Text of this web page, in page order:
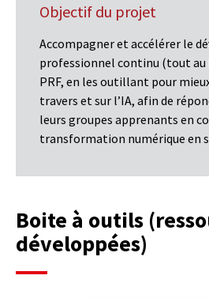
Objectif du projet
Accompagner et accélérer le
professionnel continu (tout au
PRF, en les outillant pour
travers et sur l’IA, afin de
leurs groupes apprenants en
transformation numérique en
Boite à outils
développées)